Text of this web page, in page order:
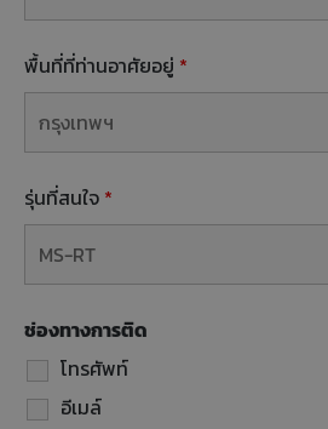
พื้นที่ที่ท่านอาศัยอยู่ *
รุ่นที่สนใจ *
ช่องทางการติด
โทรศัพท์
อีเมล์